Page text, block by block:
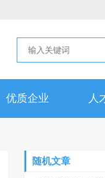
优质企业 人
随机文章